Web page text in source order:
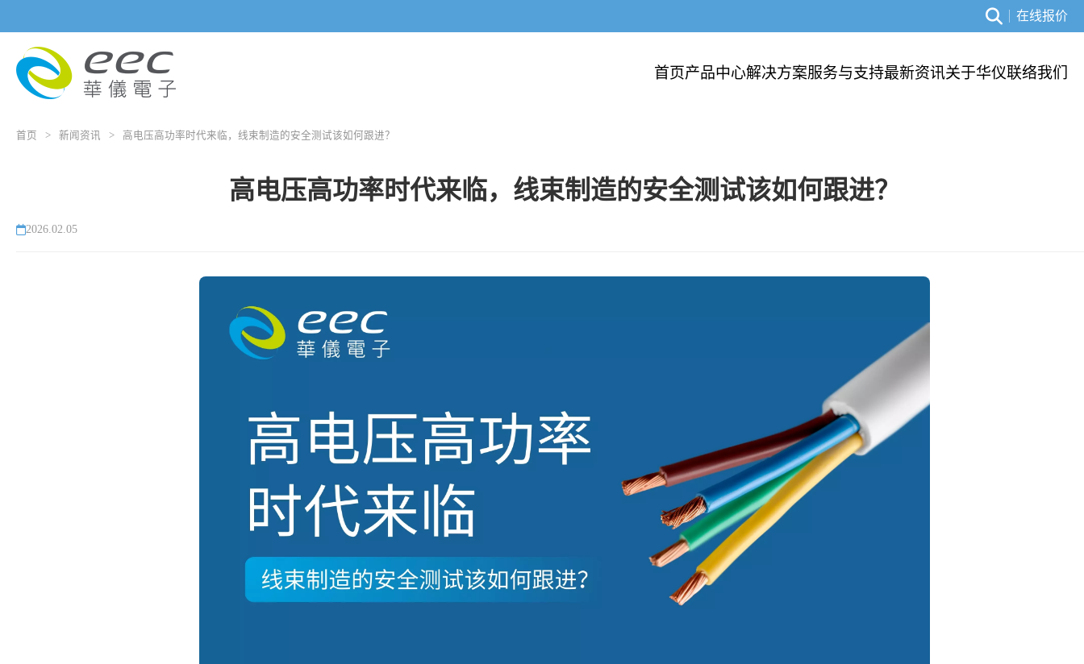
在线报价
首页产品中心解决方案服务与支持最新资讯关于华仪联络我们
首页 > 新闻资讯 > 高电压高功率时代来临，线束制造的安全测试该如何跟进？
高电压高功率时代来临，线束制造的安全测试该如何跟进？
2026.02.05